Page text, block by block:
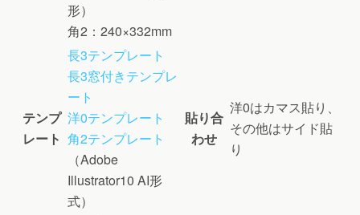
形）
角2：240×332mm
テンプ
レート
長3テンプレート
長3窓付きテンプレ
ート
洋0テンプレート
角2テンプレート
（Adobe
Illustrator10 AI形
式）
貼り合
わせ
洋0はカマス貼り、
その他はサイド貼
り